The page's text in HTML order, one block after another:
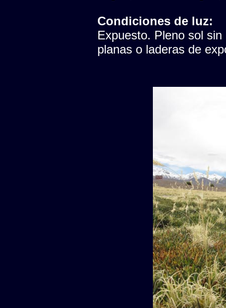
Condiciones de luz:
Expuesto. Pleno sol
planas o laderas de